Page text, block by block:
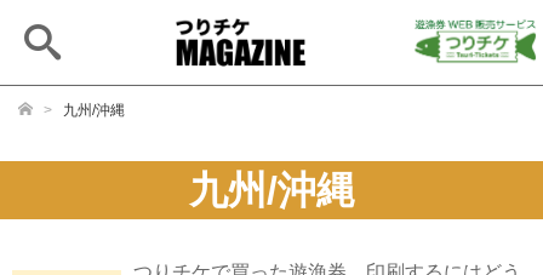
Open
main
search
> 九州/沖縄
九州/沖縄